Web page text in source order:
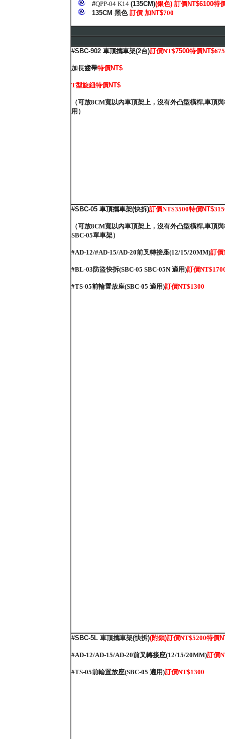
#QPP-04 K14 (135CM)(銀色) 訂價NT$6100特
135CM 黑色訂價 加NT$700
#SBC-902 車頂攜車架(2台)訂價NT$7500特價NT$
加長齒帶特價NT$
T型旋鈕特價NT$
（可放8CM寬以內車頂架上，沒有外凸型橫桿,車頂
用）
#SBC-05 車頂攜車架(快拆)訂價NT$3500特價NT$
（可放8CM寬以內車頂架上，沒有外凸型橫桿,車頂
SBC-05單車架）
#AD-12/#AD-15/AD-20前叉轉接座(12/15/20MM)訂價
#BL-03防盜快拆(SBC-05 SBC-05N 適用)訂價NT$
#TS-05前輪置放座(SBC-05 適用)訂價NT$1300
#SBC-5L 車頂攜車架(快拆)(附鎖)訂價NT$5200特價
#AD-12/AD-15/AD-20前叉轉接座(12/15/20MM)訂價
#TS-05前輪置放座(SBC-05 適用)訂價NT$1300